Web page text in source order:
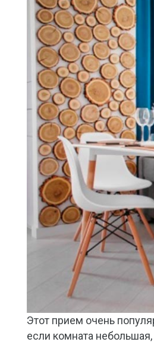
Этот прием очень
если комната